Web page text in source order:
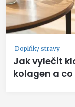
Doplňky stravy
Jak vylečit
kolagen a